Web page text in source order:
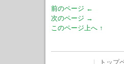
前のページ ←
次のページ →
このページ上へ ↑
トップ